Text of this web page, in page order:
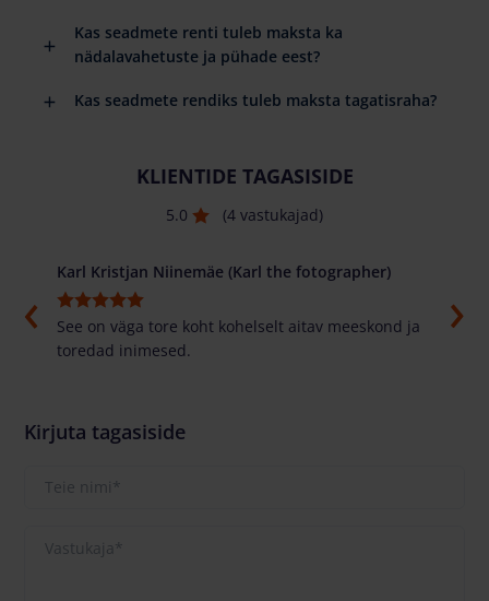
Kas seadmete renti tuleb maksta ka
nädalavahetuste ja pühade eest?
Kas seadmete rendiks tuleb maksta tagatisraha?
KLIENTIDE TAGASISIDE
5.0 (4 vastukajad)
Karl Kristjan Niinemäe (Karl the fotographer)
See on väga tore koht kohelselt aitav meeskond ja
toredad inimesed.
Tore
Kirjuta tagasiside